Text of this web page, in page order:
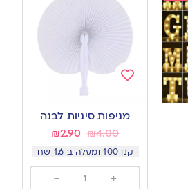
to
מניפות סיניות לבנה
₪4.00
₪2.90
קנו 100 ומעלה ב 1.6 שח
+
-